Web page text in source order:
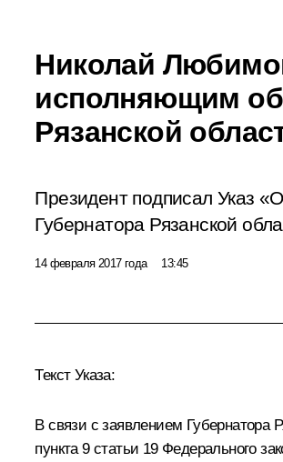
Николай
исполняющим
Рязанской
Президент подписал Указ
Губернатора Рязанской
14 февраля 2017 года 13:45
Текст Указа:
В связи с заявлением Губернатора
пункта 9 статьи 19 Федерального